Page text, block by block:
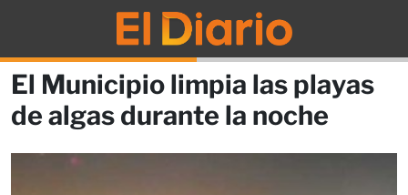
El Municipio limpia las playas
de algas durante la noche